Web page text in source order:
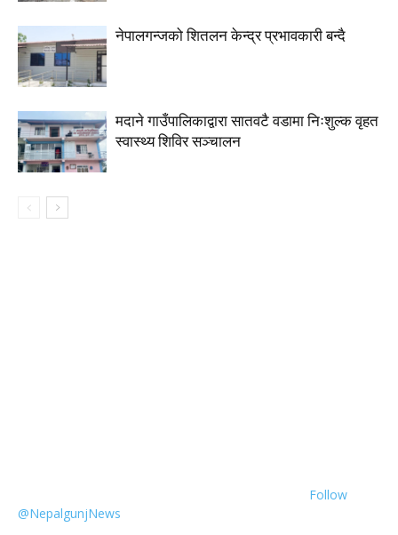
नेपालगन्जको शितलन केन्द्र प्रभावकारी बन्दै
मदाने गाउँपालिकाद्वारा सातवटै वडामा निःशुल्क वृहत
स्वास्थ्य शिविर सञ्चालन
Follow
@NepalgunjNews